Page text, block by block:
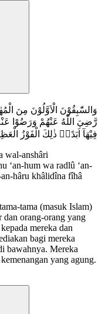
وَالسّٰبِقُوْنَ الْاَوَّلُوْنَ مِنَ
رَّضِيَ اللّٰهُ عَنْهُمْ وَرَضُوْا
فِيْهَآ اَبَدًاۗ ذٰلِكَ الْفَوْزُ
wal-anshâri
‘an-hum wa radlû ‘an-
hâru khâlidîna fîhâ
tama (masuk Islam)
orang-orang yang
mereka dan
bagi mereka
bawahnya. Mereka
yang agung.